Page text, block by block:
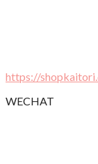
https://
WECHAT